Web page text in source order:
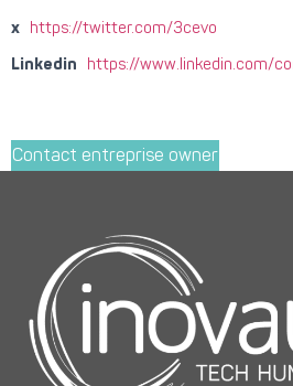
x https://twitter.com/3cevo
Linkedin https://www.linkedin.com/
Contact entreprise owner